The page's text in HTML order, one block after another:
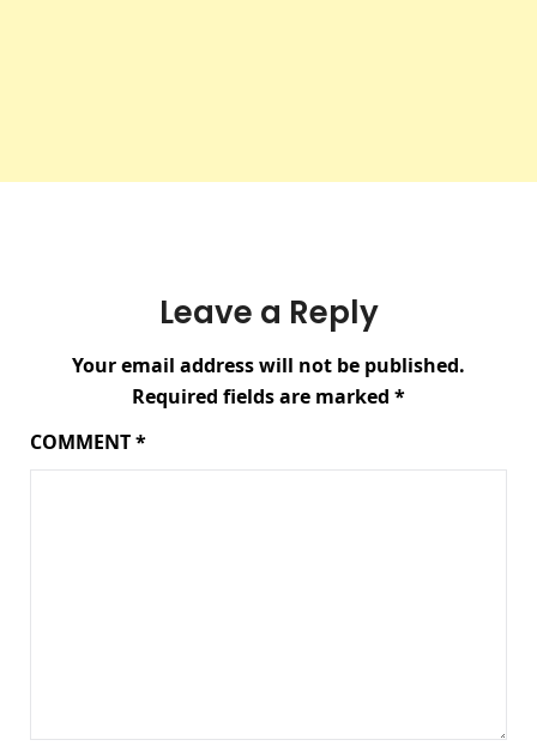
Leave a Reply
Your email address will not be published.
Required fields are marked *
COMMENT*